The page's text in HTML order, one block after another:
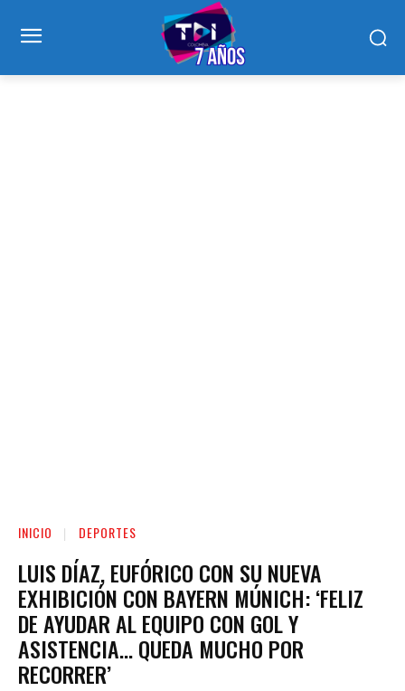
INICIO DEPORTES
LUIS DÍAZ, EUFÓRICO CON SU NUEVA
EXHIBICIÓN CON BAYERN MÚNICH: ‘FELIZ
DE AYUDAR AL EQUIPO CON GOL Y
ASISTENCIA… QUEDA MUCHO POR
RECORRER’